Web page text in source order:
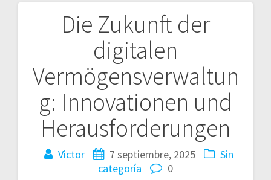
Die Zukunft der
digitalen
Vermögensverwaltun
g: Innovationen und
Herausforderungen
Victor 7 septiembre, 2025
Sin
categoría
0
Navegación
entradas